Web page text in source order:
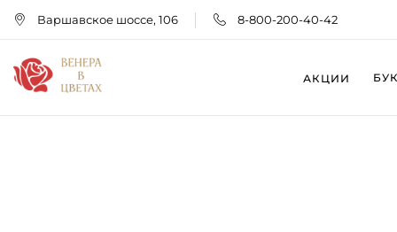
Варшавское шоссе, 106 8-800-200-40-42
АКЦИИ